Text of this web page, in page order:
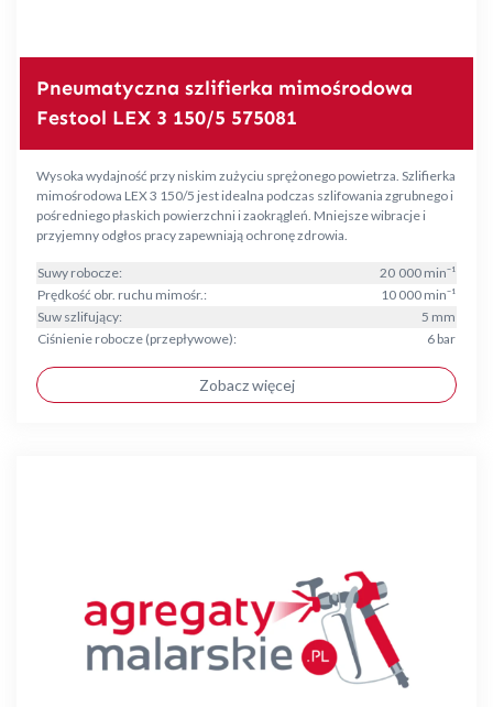
Pneumatyczna szlifierka mimośrodowa
Festool LEX 3 150/5 575081
Wysoka wydajność przy niskim zużyciu sprężonego powietrza. Szlifierka
mimośrodowa LEX 3 150/5 jest idealna podczas szlifowania zgrubnego i
pośredniego płaskich powierzchni i zaokrągleń. Mniejsze wibracje i
przyjemny odgłos pracy zapewniają ochronę zdrowia.
Suwy robocze:
20 000 min⁻¹
Prędkość obr. ruchu mimośr.:
10 000 min⁻¹
Suw szlifujący:
5 mm
Ciśnienie robocze (przepływowe):
6 bar
Zobacz więcej